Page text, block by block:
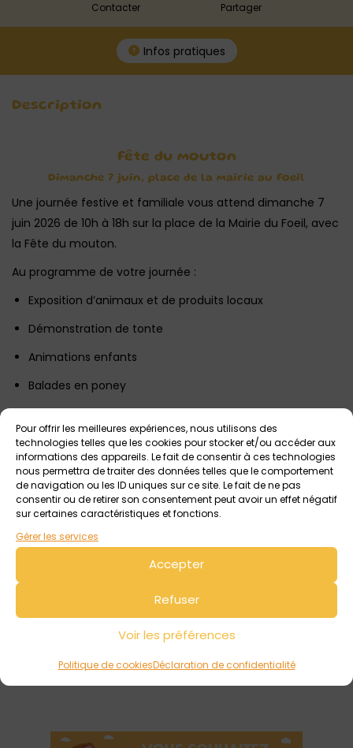
Pour offrir les meilleures expériences, nous utilisons des
technologies telles que les cookies pour stocker et/ou accéder aux
informations des appareils. Le fait de consentir à ces technologies
nous permettra de traiter des données telles que le comportement
de navigation ou les ID uniques sur ce site. Le fait de ne pas
consentir ou de retirer son consentement peut avoir un effet négatif
sur certaines caractéristiques et fonctions.
Gérer les services
Accepter
Refuser
Voir les préférences
Politique de cookiesDéclaration de confidentialité
Contacter Partager
Infos pratiques
Description
Fête du mouton
Dimanche 7 juin, place de la mairie au Foeil
Une journée festive et familiale vous attend dimanche 7
juin 2026 de 10h à 18h sur la place de la Mairie du Foeil, avec
la Fête du mouton.
Au programme de votre journée :
Exposition d’animaux et de produits locaux
Démonstration de tonte
Animations enfants
Balades en poney
Contest de skate et initiations enfants
Restauration et buvette sur place
Événement organisé par MatGwé et l’EARL LE LIARD
Votre avis sur